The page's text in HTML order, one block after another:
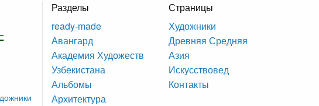
Разделы
ready-made
Авангард
Академия Художеств
Узбекистана
Альбомы
Архитектура
Страницы
Художники
Древняя Средняя
Азия
Искусствовед
Контакты